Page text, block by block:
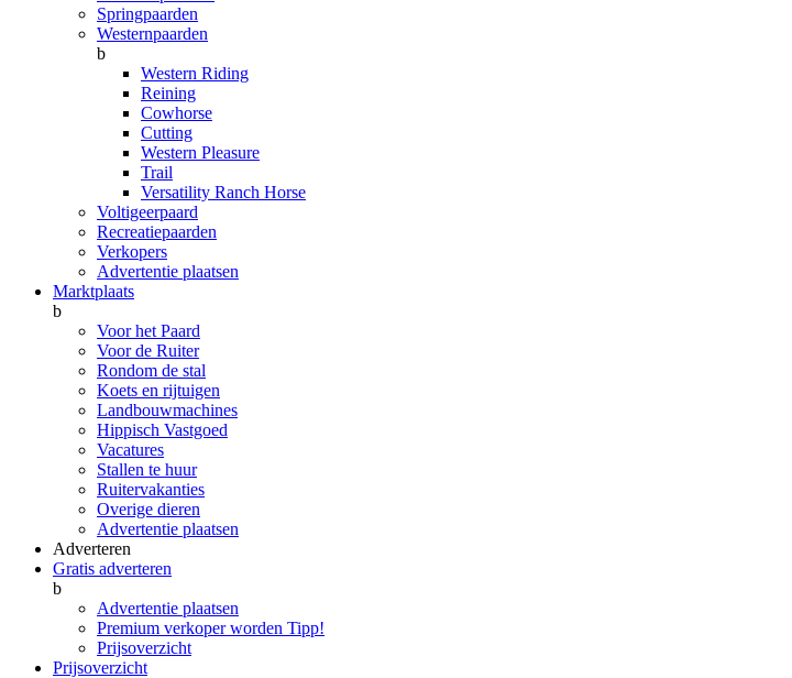
Springpaarden
Westernpaarden
b
Western Riding
Reining
Cowhorse
Cutting
Western Pleasure
Trail
Versatility Ranch Horse
Voltigeerpaard
Recreatiepaarden
Verkopers
Advertentie plaatsen
Marktplaats
b
Voor het Paard
Voor de Ruiter
Rondom de stal
Koets en rijtuigen
Landbouwmachines
Hippisch Vastgoed
Vacatures
Stallen te huur
Ruitervakanties
Overige dieren
Advertentie plaatsen
Adverteren
Gratis adverteren
b
Advertentie plaatsen
Premium verkoper worden Tipp!
Prijsoverzicht
Prijsoverzicht